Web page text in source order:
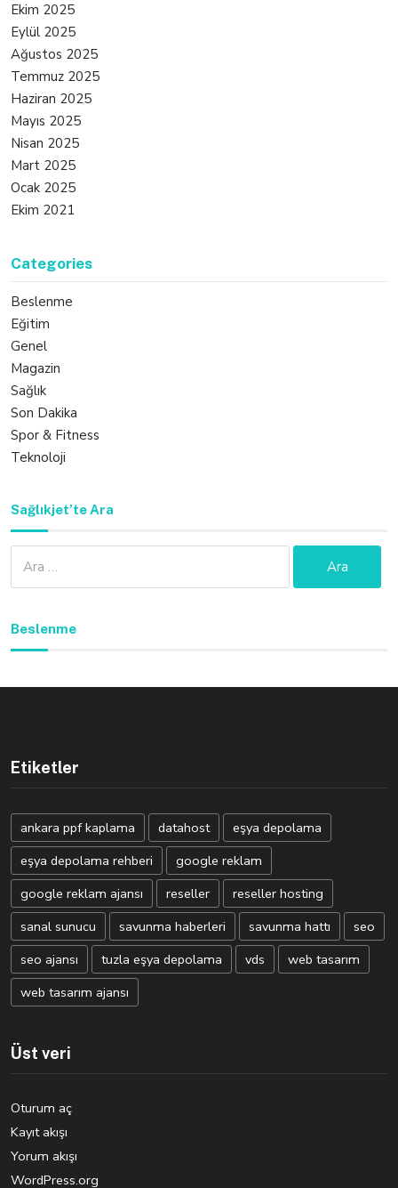
Ekim 2025
Eylül 2025
Ağustos 2025
Temmuz 2025
Haziran 2025
Mayıs 2025
Nisan 2025
Mart 2025
Ocak 2025
Ekim 2021
Categories
Beslenme
Eğitim
Genel
Magazin
Sağlık
Son Dakika
Spor & Fitness
Teknoloji
Sağlıkjet’te Ara
Beslenme
Etiketler
ankara ppf kaplama datahost
eşya depolama
eşya depolama rehberi
google reklam
google reklam ajansı
reseller
reseller hosting
sanal sunucu
savunma haberleri savunma hattı
seo
seo ajansı
tuzla eşya depolama vds
web tasarım
web tasarım ajansı
Üst veri
Oturum aç
Kayıt akışı
Yorum akışı
WordPress.org